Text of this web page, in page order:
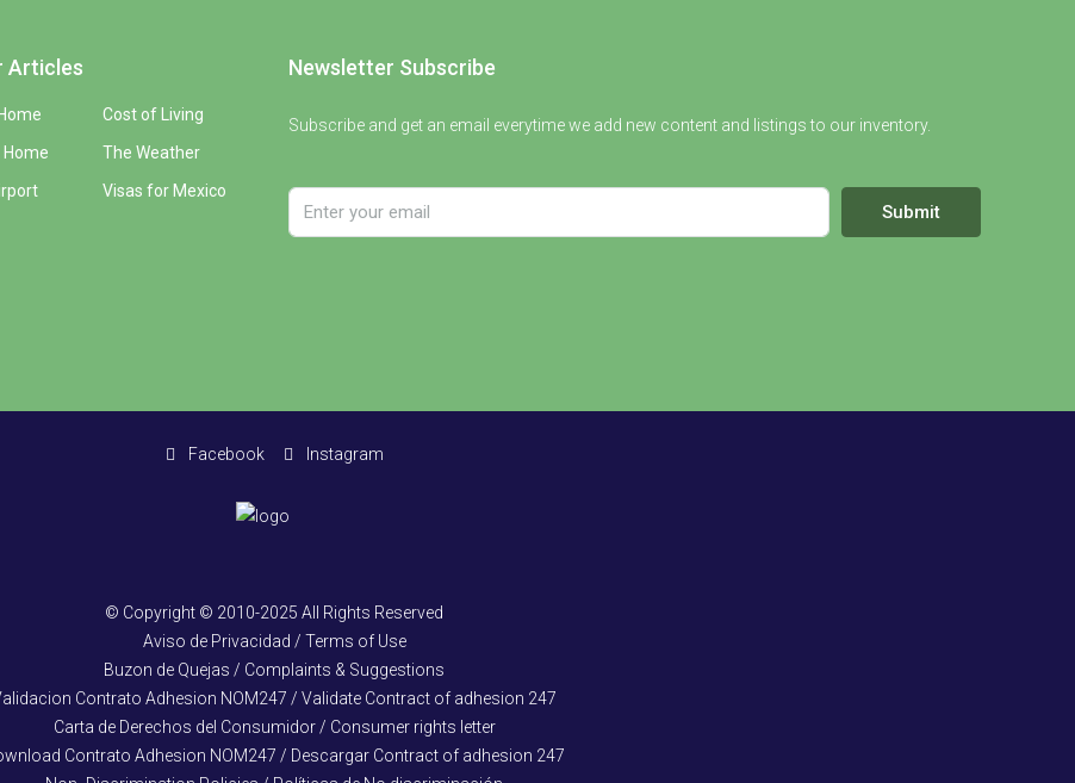
Articles
Home
Cost of Living
The Weather
Visas for Mexico
Newsletter Subscribe
Subscribe and get an email everytime we add new content and listings to our inventory.
Submit
Facebook Instagram
© Copyright © 2010-2025 All Rights Reserved
Aviso de Privacidad / Terms of Use
Buzon de Quejas / Complaints & Suggestions
Contrato Adhesion NOM247 / Validate Contract of adhesion 247
Carta de Derechos del Consumidor / Consumer rights letter
Contrato Adhesion NOM247 / Descargar Contract of adhesion 247